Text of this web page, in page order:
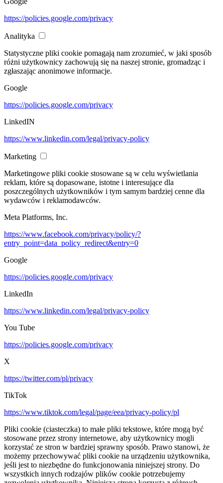
https://policies.google.com/privacy
Analityka
Statystyczne pliki cookie pomagają nam zrozumieć, w jaki sposób
różni użytkownicy zachowują się na naszej stronie, gromadząc i
zgłaszając anonimowe informacje.
Google
https://policies.google.com/privacy
LinkedIN
https://www.linkedin.com/legal/privacy-policy
Marketing
Marketingowe pliki cookie stosowane są w celu wyświetlania
reklam, które są dopasowane, istotne i interesujące dla
poszczególnych użytkowników i tym samym bardziej cenne dla
wydawców i reklamodawców.
Meta Platforms, Inc.
https://www.facebook.com/privacy/policy/?
entry_point=data_policy_redirect&entry=0
Google
https://policies.google.com/privacy
LinkedIn
https://www.linkedin.com/legal/privacy-policy
You Tube
https://policies.google.com/privacy
X
https://twitter.com/pl/privacy
TikTok
https://www.tiktok.com/legal/page/eea/privacy-policy/pl
Pliki cookie (ciasteczka) to małe pliki tekstowe, które mogą być
stosowane przez strony internetowe, aby użytkownicy mogli
korzystać ze stron w bardziej sprawny sposób. Prawo stanowi, że
możemy przechowywać pliki cookie na urządzeniu użytkownika,
jeśli jest to niezbędne do funkcjonowania niniejszej strony. Do
wszystkich innych rodzajów plików cookie potrzebujemy